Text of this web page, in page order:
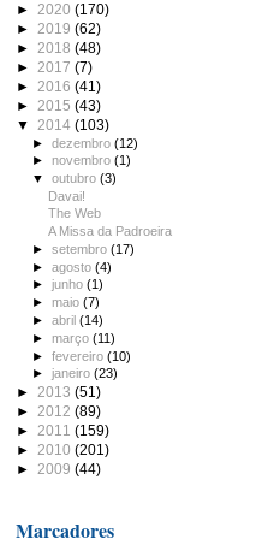
► 2020 (170)
► 2019 (62)
► 2018 (48)
► 2017 (7)
► 2016 (41)
► 2015 (43)
▼ 2014 (103)
►dezembro(12)
►novembro(1)
▼outubro(3)
Davai!
The Web
A Missa da Padroeira
►setembro(17)
►agosto(4)
►junho(1)
►maio(7)
►abril(14)
►março(11)
►fevereiro(10)
►janeiro(23)
► 2013 (51)
► 2012 (89)
► 2011 (159)
► 2010 (201)
► 2009 (44)
Marcadores